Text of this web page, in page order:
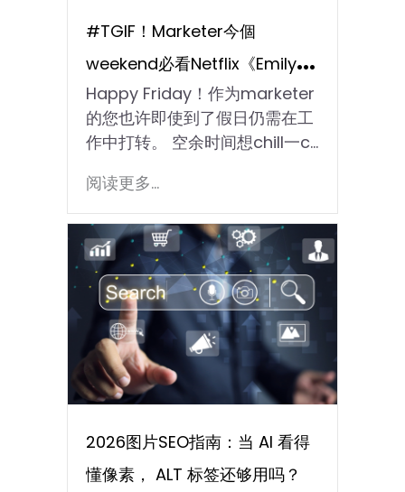
#TGIF！Marketer今個
weekend必看Netflix《Emily In
Paris》 教晓您的不败socal
media营销
Happy Friday！作为marketer
的您也许即使到了假日仍需在工
作中打转。 空余时间想chill一c...
阅读更多...
2026图片SEO指南：当 AI 看得
懂像素， ALT 标签还够用吗？